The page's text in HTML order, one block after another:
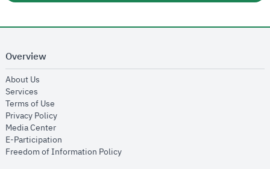
Overview
About Us
Services
Terms of Use
Privacy Policyopens in new window
Media Centeropens in new window
E-Participation
Freedom of Information Policyopens in new window